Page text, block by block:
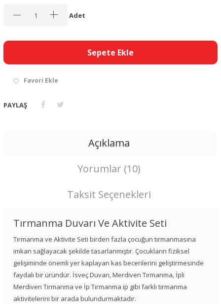
Adet
Sepete Ekle
Favori Ekle
PAYLAŞ
Açıklama
Yorumlar (10)
Taksit Seçenekleri
Tırmanma Duvarı Ve Aktivite Seti
Tırmanma ve Aktivite Seti birden fazla çocuğun tırmanmasına
imkan sağlayacak şekilde tasarlanmıştır. Çocukların fiziksel
gelişiminde önemli yer kaplayan kas becerilerini geliştirmesinde
faydalı bir üründür. İsveç Duvarı, Merdiven Tırmanma, İpli
Merdiven Tırmanma ve İp Tırmanma ip gibi farklı tırmanma
aktivitelerini bir arada bulundurmaktadır.